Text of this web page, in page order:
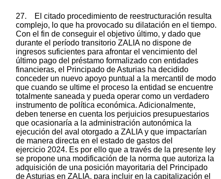
27. El citado procedimiento de reestructuración resulta
complejo, lo que ha provocado su dilatación en el tiempo.
Con el fin de conseguir el objetivo último, y dado que
durante el período transitorio ZALIA no dispone de
ingresos suficientes para afrontar el vencimiento del
último pago del préstamo formalizado con entidades
financieras, el Principado de Asturias ha decidido
conceder un nuevo apoyo puntual a la mercantil de modo
que cuando se ultime el proceso la entidad se encuentre
totalmente saneada y pueda operar como un verdadero
instrumento de política económica. Adicionalmente,
deben tenerse en cuenta los perjuicios presupuestarios
que ocasionaría a la administración autonómica la
ejecución del aval otorgado a ZALIA y que impactarían
de manera directa en el estado de gastos del
ejercicio 2024. Es por ello que a través de la presente ley
se propone una modificación de la norma que autoriza la
adquisición de una posición mayoritaria del Principado
de Asturias en ZALIA, para incluir en la capitalización el